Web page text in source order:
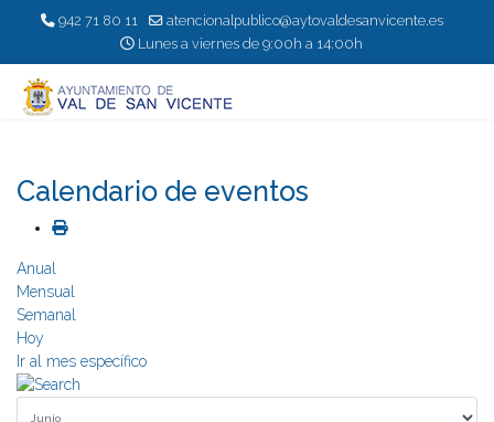
942 71 80 11
atencionalpublico@aytovaldesanvicente.es
Lunes a viernes de 9:00h a 14:00h
Calendario de eventos
Anual
Mensual
Semanal
Hoy
Ir al mes específico